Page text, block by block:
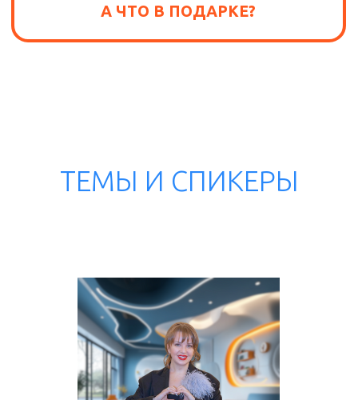
ТЕМЫ И СПИКЕРЫ